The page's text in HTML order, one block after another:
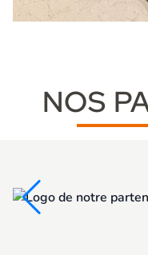
NOS